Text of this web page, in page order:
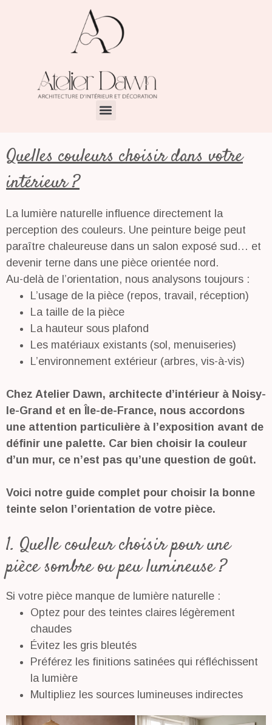
Quelles couleurs choisir dans votre
intérieur ?
La lumière naturelle influence directement la
perception des couleurs. Une peinture beige peut
paraître chaleureuse dans un salon exposé sud… et
devenir terne dans une pièce orientée nord.
Au-delà de l’orientation, nous analysons toujours :
L’usage de la pièce (repos, travail, réception)
La taille de la pièce
La hauteur sous plafond
Les matériaux existants (sol, menuiseries)
L’environnement extérieur (arbres, vis-à-vis)
Chez Atelier Dawn, architecte d’intérieur à Noisy-
le-Grand et en Île-de-France, nous accordons
une attention particulière à l’exposition avant de
définir une palette. Car bien choisir la couleur
d’un mur, ce n’est pas qu’une question de goût.
Voici notre guide complet pour choisir la bonne
teinte selon l’orientation de votre pièce.
1. Quelle couleur choisir pour une
pièce sombre ou peu lumineuse ?
Si votre pièce manque de lumière naturelle :
Optez pour des teintes claires légèrement
chaudes
Évitez les gris bleutés
Préférez les finitions satinées qui réfléchissent
la lumière
Multipliez les sources lumineuses indirectes